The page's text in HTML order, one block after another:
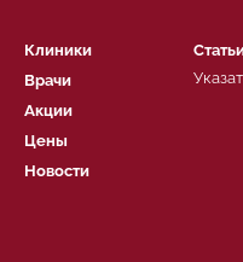
Клиники
Врачи
Акции
Цены
Новости